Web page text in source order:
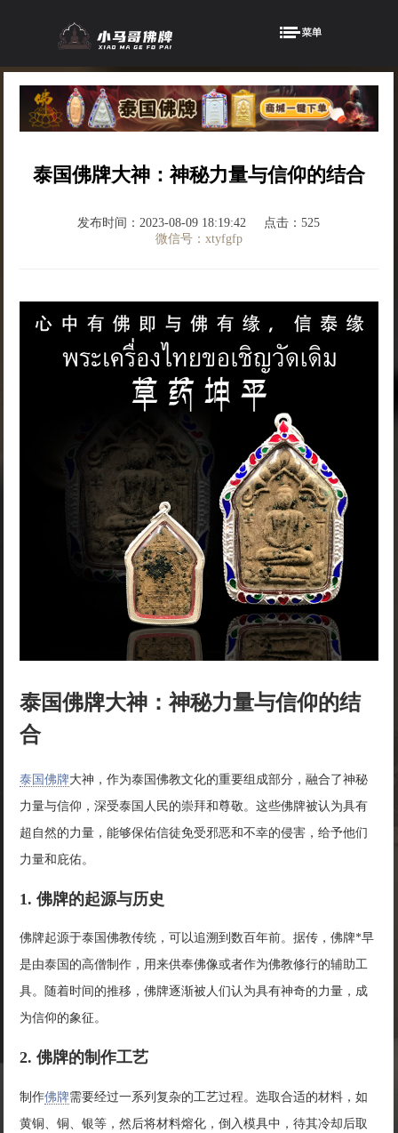
泰国佛牌大神：神秘力量与信仰的结合
发布时间：2023-08-09 18:19:42
点击：525
微信号：xtyfgfp
泰国佛牌大神：神秘力量与信仰的结
合
泰国佛牌大神，作为泰国佛教文化的重要组成部分，融合了神秘
力量与信仰，深受泰国人民的崇拜和尊敬。这些佛牌被认为具有
超自然的力量，能够保佑信徒免受邪恶和不幸的侵害，给予他们
力量和庇佑。
1. 佛牌的起源与历史
佛牌起源于泰国佛教传统，可以追溯到数百年前。据传，佛牌*早
是由泰国的高僧制作，用来供奉佛像或者作为佛教修行的辅助工
具。随着时间的推移，佛牌逐渐被人们认为具有神奇的力量，成
为信仰的象征。
2. 佛牌的制作工艺
制作佛牌需要经过一系列复杂的工艺过程。选取合适的材料，如
黄铜、铜、银等，然后将材料熔化，倒入模具中，待其冷却后取